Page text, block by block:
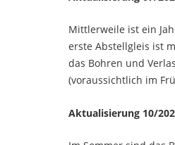
Mittlerweile ist ein
erste Abstellgleis ist
das Bohren und
(voraussichtlich im
Aktualisierung 10/